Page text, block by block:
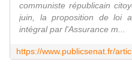
communiste républicain
juin, la proposition de loi
intégral par l'Assurance m...